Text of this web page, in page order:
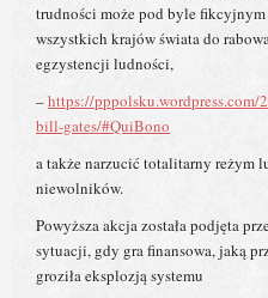
trudności może pod byle
wszystkich krajów świata do
egzystencji ludności,
–https://
bill-gates/#QuiBono
a także narzucić totalitarny reżym
niewolników.
Powyższa akcja została podjęta
sytuacji, gdy gra finansowa, jaką
groziła eksplozją systemu